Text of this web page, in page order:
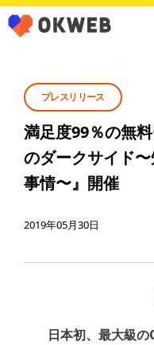
プレスリリース
満足度99％の無
のダークサイド
事情〜』開催
2019年05月30日
日本初、最大級